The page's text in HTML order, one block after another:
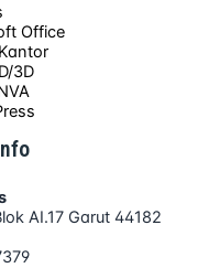
Office
3D
AI.17 Garut 44182